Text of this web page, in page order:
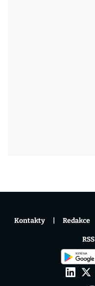
Kontakty Redakce
RSS